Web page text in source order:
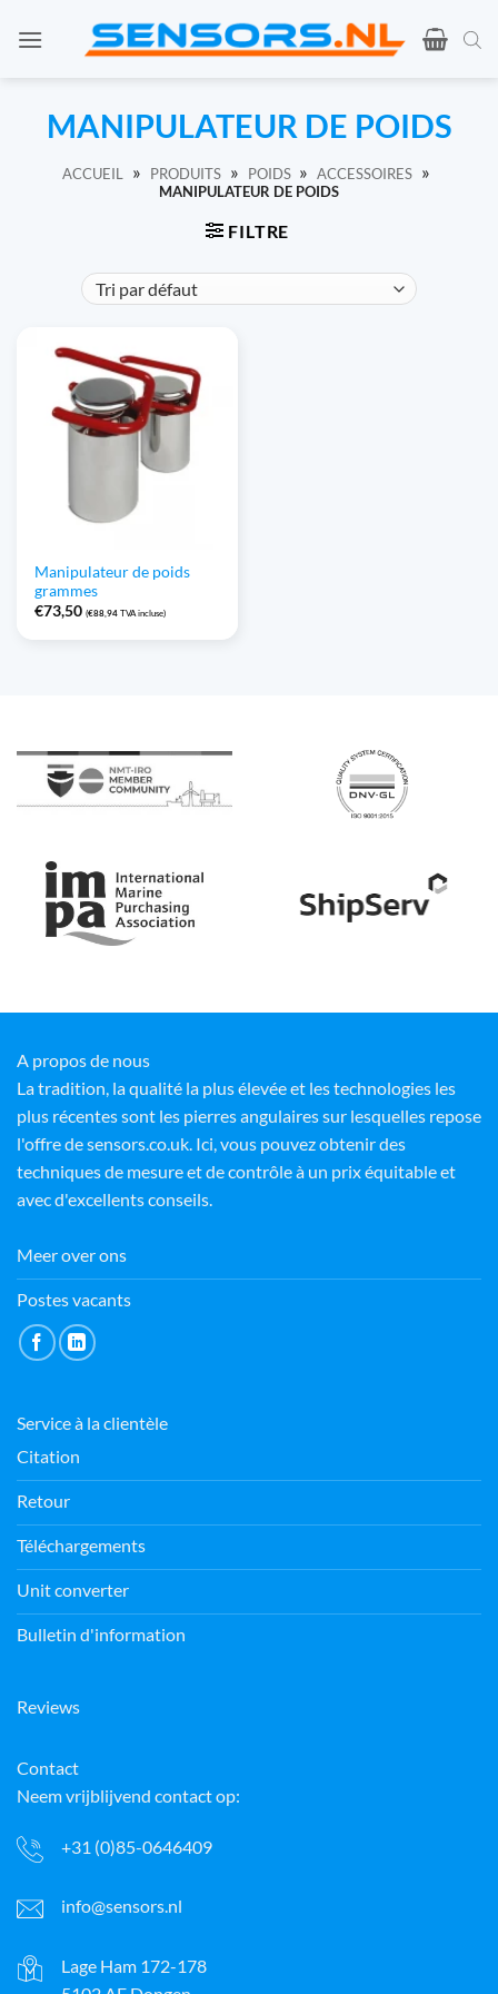
MANIPULATEUR DE POIDS
ACCUEIL » PRODUITS » POIDS » ACCESSOIRES »
MANIPULATEUR DE POIDS
FILTRE
Manipulateur de poids
grammes
€73,50 (€88,94 TVA incluse)
A propos de nous
La tradition, la qualité la plus élevée et les technologies les
plus récentes sont les pierres angulaires sur lesquelles repose
l'offre de sensors.co.uk. Ici, vous pouvez obtenir des
techniques de mesure et de contrôle à un prix équitable et
avec d'excellents conseils.
Meer over ons
Postes vacants
Service à la clientèle
Citation
Retour
Téléchargements
Unit converter
Bulletin d'information
Reviews
Contact
Neem vrijblijvend contact op:
+31 (0)85-0646409
info@sensors.nl
Lage Ham 172-178